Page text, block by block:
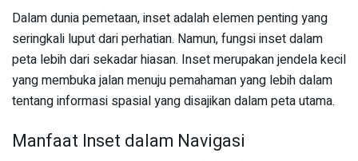
Dalam dunia pemetaan, inset adalah elemen penting yang
seringkali luput dari perhatian. Namun, fungsi inset dalam
peta lebih dari sekadar hiasan. Inset merupakan jendela kecil
yang membuka jalan menuju pemahaman yang lebih dalam
tentang informasi spasial yang disajikan dalam peta utama.
Manfaat Inset dalam Navigasi